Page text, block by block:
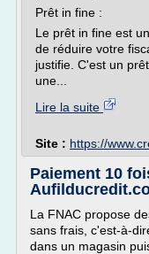
Prêt in fine :
Le prêt in fine est
de réduire votre
justifie. C'est un
une...
Lire la suite
Site : https://
Paiement 10
La FNAC propose
sans frais, c'est-à-
dans un magasin